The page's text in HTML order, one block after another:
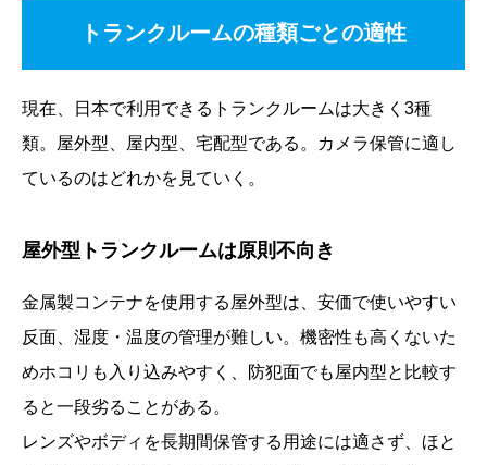
トランクルームの種類ごとの適性
現在、日本で利用できるトランクルームは大きく3種
類。屋外型、屋内型、宅配型である。カメラ保管に適し
ているのはどれかを見ていく。
屋外型トランクルームは原則不向き
金属製コンテナを使用する屋外型は、安価で使いやすい
反面、湿度・温度の管理が難しい。機密性も高くないた
めホコリも入り込みやすく、防犯面でも屋内型と比較す
ると一段劣ることがある。
レンズやボディを長期間保管する用途には適さず、ほと